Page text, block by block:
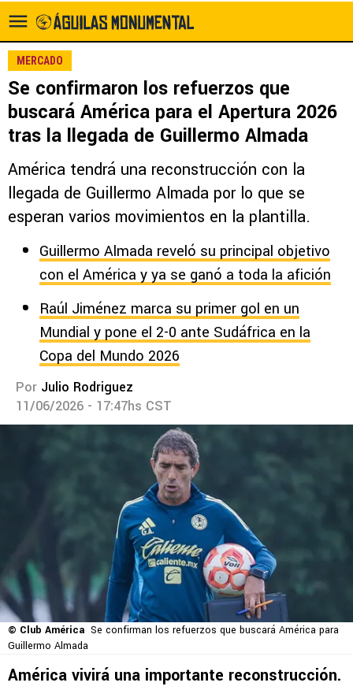
MERCADO
Se confirmaron los refuerzos que
buscará América para el Apertura 2026
tras la llegada de Guillermo Almada
América tendrá una reconstrucción con la
llegada de Guillermo Almada por lo que se
esperan varios movimientos en la plantilla.
Guillermo Almada reveló su principal objetivo
con el América y ya se ganó a toda la afición
Raúl Jiménez marca su primer gol en un
Mundial y pone el 2-0 ante Sudáfrica en la
Copa del Mundo 2026
Por Julio Rodriguez
11/06/2026 - 17:47hs CST
© Club América Se confirman los refuerzos que buscará América para
Guillermo Almada
América vivirá una importante reconstrucción.